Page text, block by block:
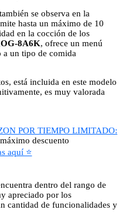
se observa en la
hasta un máximo de 10
en la cocción de los
8A6K, ofrece un menú
a un tipo de comida
está incluida en este modelo
es muy valorada
POR TIEMPO LIMITADO:
descuento
aquí ⭐
dentro del rango de
apreciado por los
cantidad de funcionalidades y